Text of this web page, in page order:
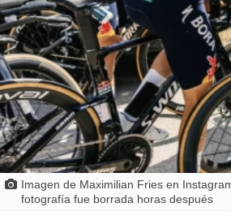
Imagen de Maximilian Fries en
fotografía fue borrada horas después